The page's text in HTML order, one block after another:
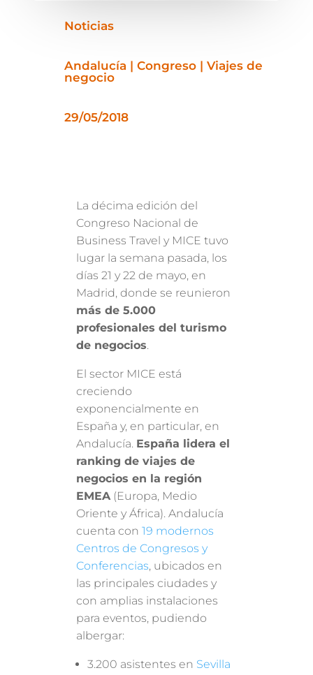
Noticias
Andalucía | Congreso | Viajes de
negocio
29/05/2018
La décima edición del
Congreso Nacional de
Business Travel y MICE tuvo
lugar la semana pasada, los
días 21 y 22 de mayo, en
Madrid, donde se reunieron
más de 5.000
profesionales del turismo
de negocios.
El sector MICE está
creciendo
exponencialmente en
España y, en particular, en
Andalucía. España lidera el
ranking de viajes de
negocios en la región
EMEA(Europa, Medio
Oriente y África). Andalucía
cuenta con19 modernos
Centros de Congresos y
Conferencias, ubicados en
las principales ciudades y
con amplias instalaciones
para eventos, pudiendo
albergar:
3.200 asistentes en Sevilla